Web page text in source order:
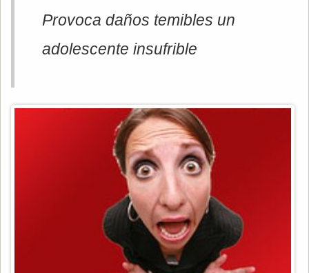
Provoca daños temibles un
adolescente insufrible